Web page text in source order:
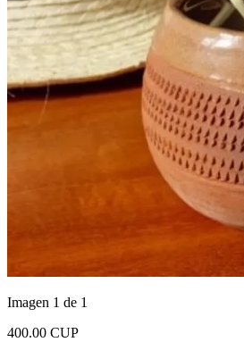
Imagen 1 de 1
400.00 CUP